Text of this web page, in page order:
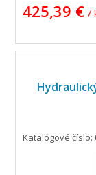
425,39 € /
Katalógové číslo: